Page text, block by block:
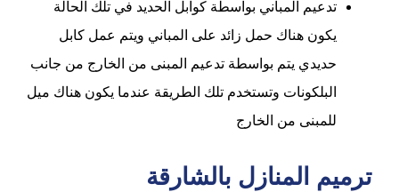
تدعيم المباني بواسطة كوابل الحديد في تلك الحالة
يكون هناك حمل زائد على المباني ويتم عمل كابل
حديدي يتم بواسطة تدعيم المبنى من الخارج من جانب
البلكونات وتستخدم تلك الطريقة عندما يكون هناك ميل
للمبنى من الخارج
ترميم المنازل بالشارقة